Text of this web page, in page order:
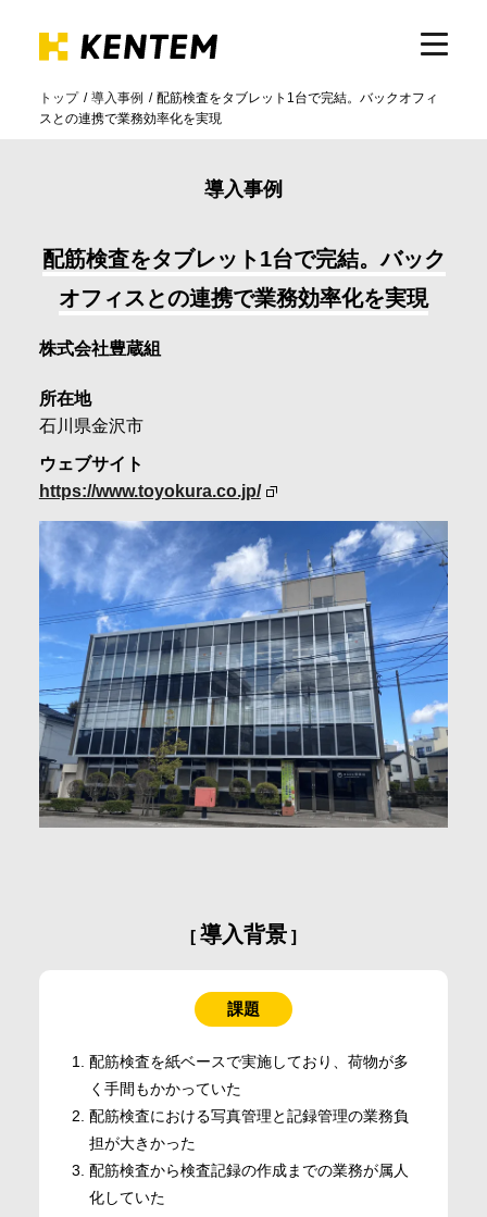
製品・サービス
サポート
イベント・セミナー
採用情報
お問合せ・申込
資料請求
サイト内検索
マイページ
トップ 導入事例
配筋検査をタブレット1台で完結。バックオフィ
スとの連携で業務効率化を実現
導入事例
配筋検査をタブレット1台で完結。バック
オフィスとの連携で業務効率化を実現
株式会社豊蔵組
所在地
石川県金沢市
ウェブサイト
https://www.toyokura.co.jp/
導入背景
課題
配筋検査を紙ベースで実施しており、荷物が多
く手間もかかっていた
配筋検査における写真管理と記録管理の業務負
担が大きかった
配筋検査から検査記録の作成までの業務が属人
化していた